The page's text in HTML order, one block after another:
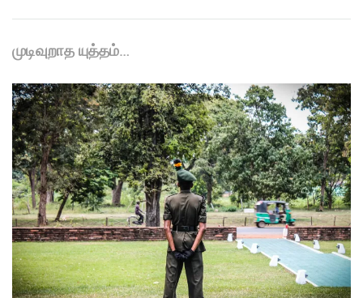
முடிவுறாத யுத்தம்…